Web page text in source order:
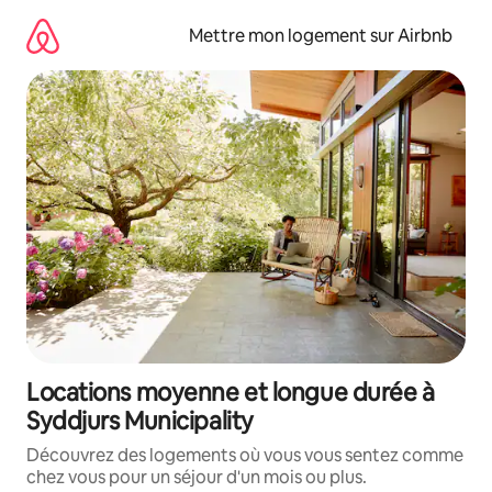
directement
contenu
Mettre mon logement sur Airbnb
Locations moyenne et longue durée à
Syddjurs Municipality
Découvrez des logements où vous vous sentez comme
chez vous pour un séjour d'un mois ou plus.